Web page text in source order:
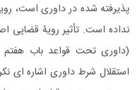
پذیرفته شده در داوری است،
نداده است. تأثیر رویۀ قضایی
(داوری تحت قواعد باب
استقلال شرط داوری اشاره ای